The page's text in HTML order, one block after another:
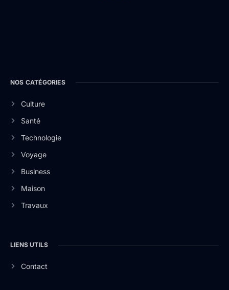
NOS CATÉGORIES
Culture
Santé
Technologie
Voyage
Business
Maison
Travaux
LIENS UTILS
Contact